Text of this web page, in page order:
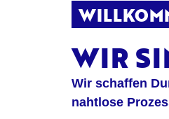
WIR
Wir schaffen
nahtlose